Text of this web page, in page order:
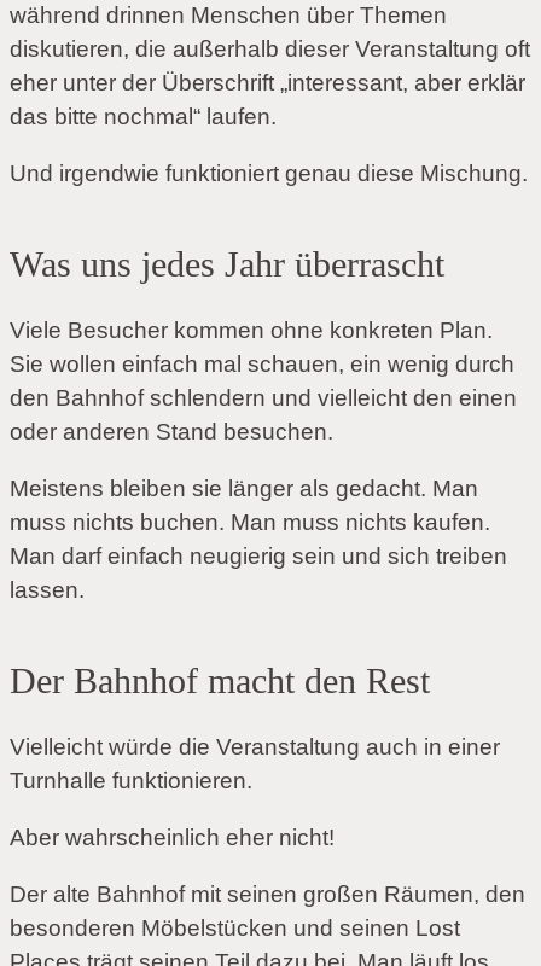
während drinnen Menschen über Themen
diskutieren, die außerhalb dieser Veranstaltung oft
eher unter der Überschrift „interessant, aber erklär
das bitte nochmal“ laufen.
Und irgendwie funktioniert genau diese Mischung.
Was uns jedes Jahr überrascht
Viele Besucher kommen ohne konkreten Plan.
Sie wollen einfach mal schauen, ein wenig durch
den Bahnhof schlendern und vielleicht den einen
oder anderen Stand besuchen.
Meistens bleiben sie länger als gedacht. Man
muss nichts buchen. Man muss nichts kaufen.
Man darf einfach neugierig sein und sich treiben
lassen.
Der Bahnhof macht den Rest
Vielleicht würde die Veranstaltung auch in einer
Turnhalle funktionieren.
Aber wahrscheinlich eher nicht!
Der alte Bahnhof mit seinen großen Räumen, den
besonderen Möbelstücken und seinen Lost